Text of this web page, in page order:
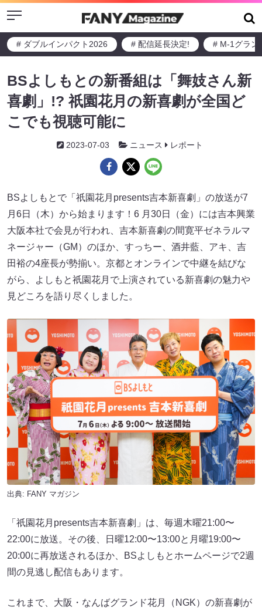
Menu
# ダブルインパクト2026 # 配信延長決定! # M-1グラン
BSよしもとの新番組は「舞妓さん新
喜劇」!? 祇園花月の新喜劇が全国ど
こでも視聴可能に
2023-07-03 ニュース レポート
BSよしもとで「祇園花月presents吉本新喜劇」の放送が7
月6日（木）から始まります！6 月30日（金）には吉本興業
大阪本社で会見が行われ、吉本新喜劇の間寛平ゼネラルマ
ネージャー（GM）のほか、すっちー、酒井藍、アキ、吉
田裕の4座長が勢揃い。京都とオンラインで中継を結びな
がら、よしもと祇園花月で上演されている新喜劇の魅力や
見どころを語り尽くしました。
出典: FANY マガジン
「祇園花月presents吉本新喜劇」は、毎週木曜21:00〜
22:00に放送。その後、日曜12:00〜13:00と月曜19:00〜
20:00に再放送されるほか、BSよしもとホームページで2週
間の見逃し配信もあります。
これまで、大阪・なんばグランド花月（NGK）の新喜劇が